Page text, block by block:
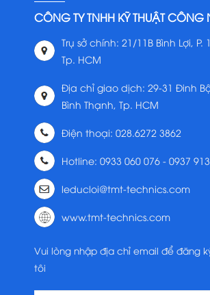
CÔNG TY TNHH KỸ THUẬT CÔNG
Trụ sở chính: 21/11B Bình Lợi, P.
Tp. HCM
Địa chỉ giao dịch: 29-31 Đinh Bộ
Bình Thạnh, Tp. HCM
Điện thoại: 028.6272 3862
Hotline: 0933 060 076 - 0937
leducloi@tmt-technics.com
www.tmt-technics.com
Vui lòng nhập địa chỉ email để đăng
tôi